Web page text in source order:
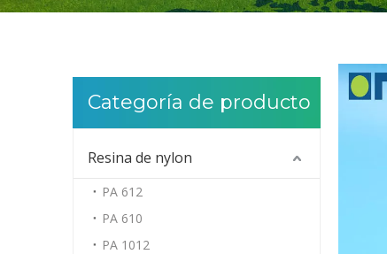
Categoría de producto
Resina de nylon
PA 612
PA 610
PA 1012